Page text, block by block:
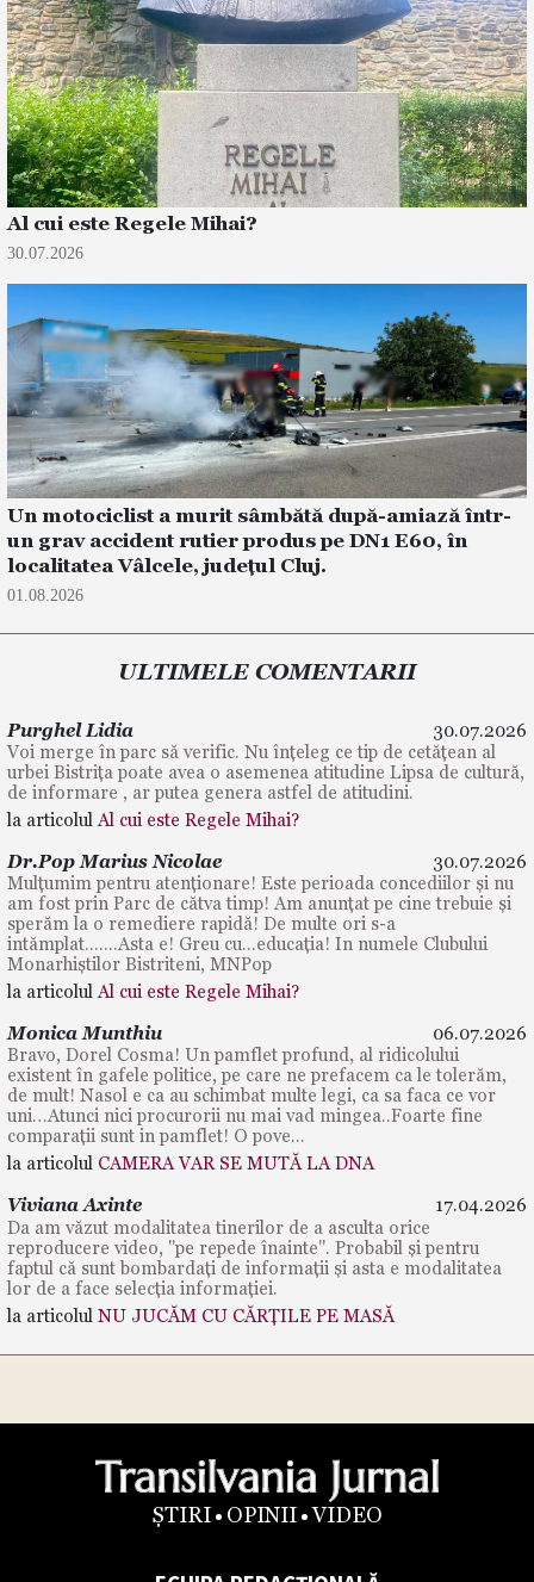
Al cui este Regele Mihai?
30.07.2026
Un motociclist a murit sâmbătă după-amiază într-
un grav accident rutier produs pe DN1 E60, în
localitatea Vâlcele, județul Cluj.
01.08.2026
ULTIMELE COMENTARII
Purghel Lidia
30.07.2026
Voi merge în parc să verific. Nu înțeleg ce tip de cetățean al
urbei Bistrița poate avea o asemenea atitudine Lipsa de cultură,
de informare , ar putea genera astfel de atitudini.
la articolul Al cui este Regele Mihai?
Dr.Pop Marius Nicolae
30.07.2026
Mulțumim pentru atenționare! Este perioada concediilor și nu
am fost prin Parc de cătva timp! Am anunțat pe cine trebuie și
sperăm la o remediere rapidă! De multe ori s-a
intămplat.......Asta e! Greu cu...educația! In numele Clubului
Monarhiștilor Bistriteni, MNPop
la articolul Al cui este Regele Mihai?
Monica Munthiu
06.07.2026
Bravo, Dorel Cosma! Un pamflet profund, al ridicolului
existent în gafele politice, pe care ne prefacem ca le tolerăm,
de mult! Nasol e ca au schimbat multe legi, ca sa faca ce vor
uni…Atunci nici procurorii nu mai vad mingea..Foarte fine
comparații sunt in pamflet! O pove...
la articolul CAMERA VAR SE MUTĂ LA DNA
Viviana Axinte
17.04.2026
Da am văzut modalitatea tinerilor de a asculta orice
reproducere video, "pe repede înainte". Probabil și pentru
faptul că sunt bombardați de informații și asta e modalitatea
lor de a face selecția informației.
la articolul NU JUCĂM CU CĂRȚILE PE MASĂ
ȘTIRI OPINII VIDEO